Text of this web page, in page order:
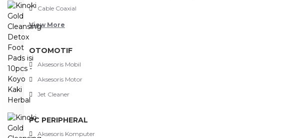
Cable Coaxial
View More
OTOMOTIF
Aksesoris Mobil
Aksesoris Motor
Jet Cleaner
PC PERIPHERAL
Aksesoris Komputer